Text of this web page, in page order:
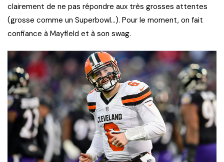
clairement de ne pas répondre aux très grosses attentes
(grosse comme un Superbowl…). Pour le moment, on fait
confiance à Mayfield et à son swag.